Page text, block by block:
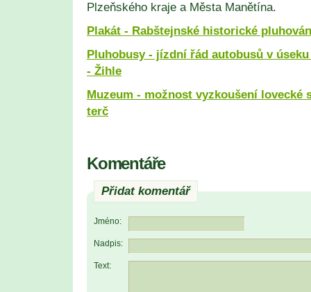
Plzeňského kraje a Města Manětína.
Plakát - Rabštejnské historické
Pluhobusy - jízdní řád autobusů v
- Žihle
Muzeum - možnost vyzkoušení lovecké
terč
Komentáře
Přidat komentář
Jméno:
Nadpis:
Text: